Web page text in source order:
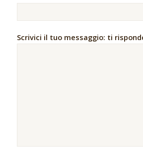
Scrivici il tuo messaggio: ti